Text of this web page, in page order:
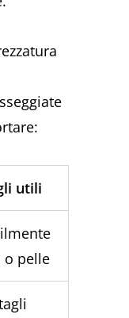
utili
o pelle